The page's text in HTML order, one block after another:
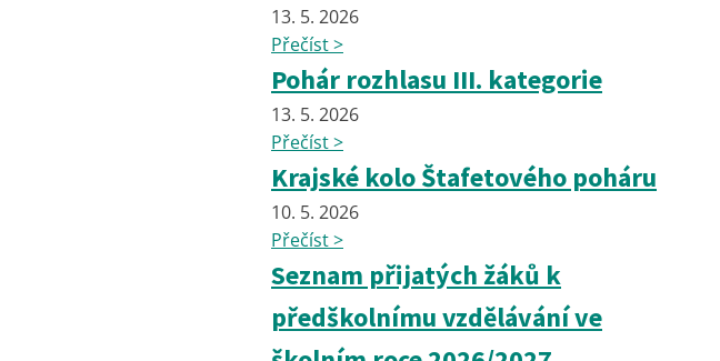
13. 5. 2026
Přečíst >
Pohár rozhlasu III. kategorie
13. 5. 2026
Přečíst >
Krajské kolo Štafetového poháru
10. 5. 2026
Přečíst >
Seznam přijatých žáků k
předškolnímu vzdělávání ve